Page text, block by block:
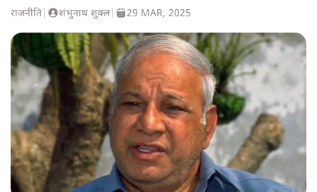
राजनीति शंभुनाथ शुक्ल| 29 MAR, 2025